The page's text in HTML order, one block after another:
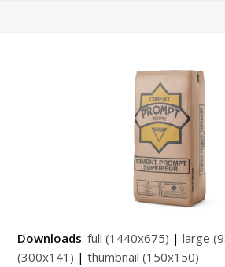
Downloads:full (1440x675) |large
(300x141) |thumbnail (150x150)